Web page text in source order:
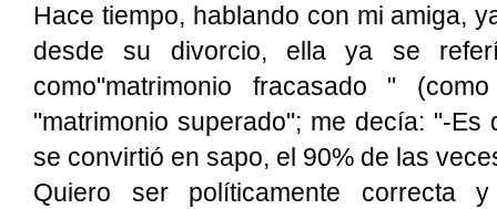
Hace tiempo, hablando con mi amiga,
desde su divorcio, ella ya se
como"matrimonio fracasado "
"matrimonio superado"; me decía: "-
se convirtió en sapo, el 90% de las
Quiero ser políticamente correcta